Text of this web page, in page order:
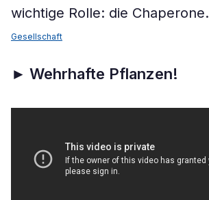
wichtige Rolle: die Chaperone.
Gesellschaft
► Wehrhafte Pflanzen!